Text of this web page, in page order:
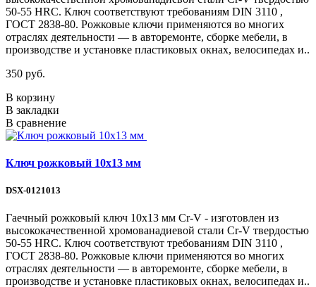
50-55 HRС. Ключ соответствуют требованиям DIN 3110 ,
ГОСТ 2838-80. Рожковые ключи применяются во многих
отраслях деятельности — в авторемонте, сборке мебели, в
производстве и установке пластиковых окнах, велосипедах и..
350 руб.
В корзину
В закладки
В сравнение
Ключ рожковый 10х13 мм
DSX-0121013
Гаечный рожковый ключ 10х13 мм Cr-V - изготовлен из
высококачественной хромованадиевой стали Cr-V твердостью
50-55 HRС. Ключ соответствуют требованиям DIN 3110 ,
ГОСТ 2838-80. Рожковые ключи применяются во многих
отраслях деятельности — в авторемонте, сборке мебели, в
производстве и установке пластиковых окнах, велосипедах и..